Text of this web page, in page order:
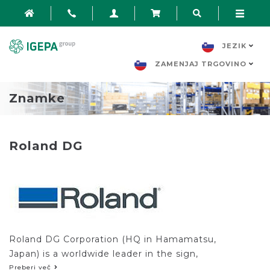
JEZIK
ZAMENJAJ TRGOVINO
Znamke
Roland DG
Roland DG Corporation (HQ in Hamamatsu,
Japan) is a worldwide leader in the sign,
Preberi več